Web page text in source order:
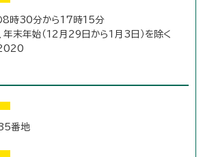
8時30分から17時15分
年末年始（12月29日から1月3日）を除く
番地